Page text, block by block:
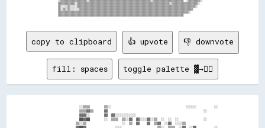
copy to clipboard 👍 upvote 👎 downvote
fill: spaces toggle palette ▓→✊🏽
                  ░░▒▒▒▒        ▒▒░░                                          ░░░░░░          ░░
                  ▒▒▒▒▓▓▒▒      ▓▓                                                      ░░
                  ▓▓▓▓░░        ▓▓  ▓▓░░░░░░░░░░░░
                  ██▓▓██        ░░  ▒▒▒▒  ▒▒░░▓▓  ▓▓░░░░▓▓░░▒▒  ░░  ░░  ░░              ░░
                ▒▒░░▒▒                    ░░  ▒▒  ▓▓    ▓▓  ▒▒▓▓  ░░▓▓  ░░░░▒▒
                ▓▓██▓▓                ░░░░                    ▒▒░░  ▒▒▒▒  ░░▓▓  ░░▓▓          ░░